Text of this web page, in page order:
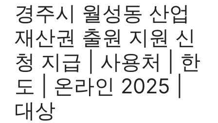
경주시 월성동 산업
재산권 출원 지원 신
청 지급 | 사용처 | 한
도 | 온라인 2025 |
대상